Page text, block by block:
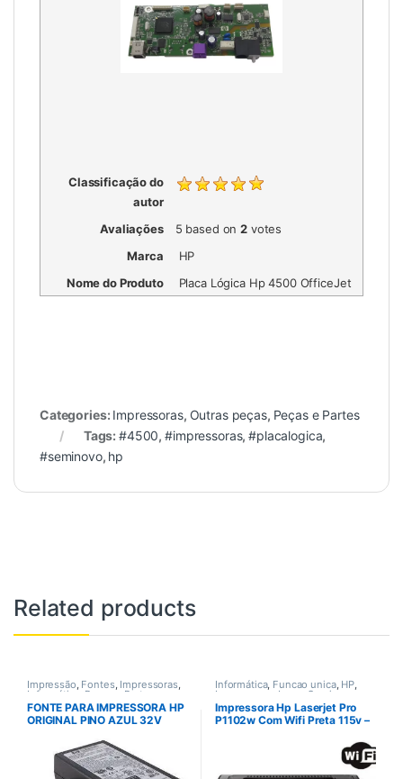
Classificação do
autor
Avaliações
5 based on2 votes
Marca
HP
Nome do Produto
Placa Lógica Hp 4500 OfficeJet
Categories: Impressoras, Outras peças, Peças e Partes
Tags:#4500,#impressoras,#placalogica,
#seminovo, hp
Related products
Impressão, Fontes, Impressoras,
Informática Peças e Partes
FONTE PARA IMPRESSORA HP
ORIGINAL PINO AZUL 32V
Informática, Funcao unica, HP,
Impressoras Laser Seminovos
Impressora Hp Laserjet Pro
P1102w Com Wifi Preta 115v –